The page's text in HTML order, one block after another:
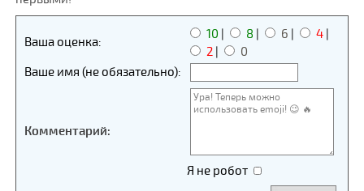
Ваша оценка:
10 | 8 | 6 | 4|
2|
0
Ваше имя (не обязательно):
Комментарий:
Я не робот